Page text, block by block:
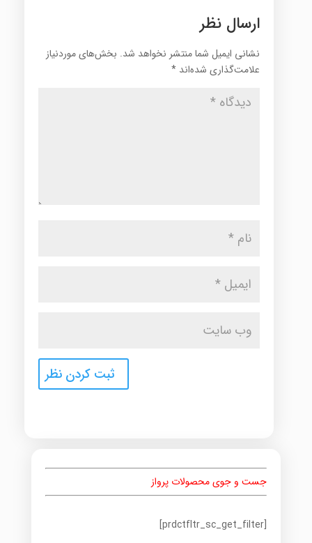
ارسال نظر
نشانی ایمیل شما منتشر نخواهد شد. بخش‌های موردنیاز
علامت‌گذاری شده‌اند *
جست و جوی محصولات پرواز
[prdctfltr_sc_get_filter]